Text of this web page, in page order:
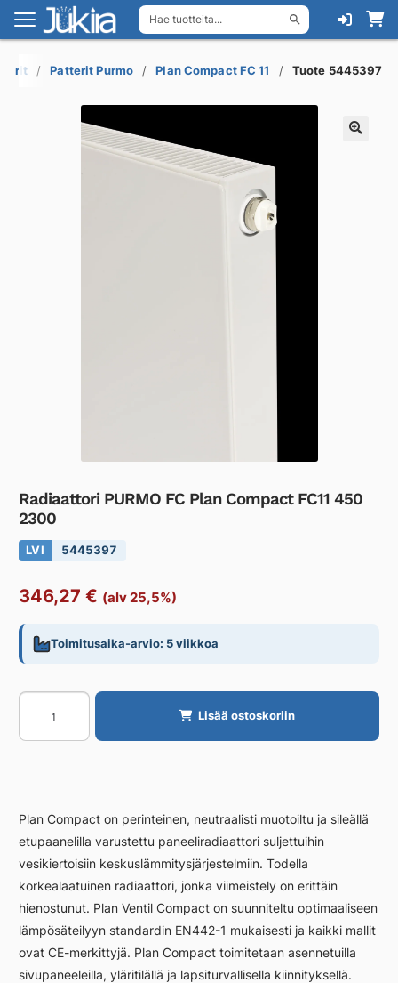
Hae tuotteita...
Siirry
navigointiin
Siirry
sisältöön
Patterit Purmo Plan Compact FC 11 Tuote 5445397
Radiaattori PURMO FC Plan Compact FC11 450
2300
LVI 5445397
346,27 € (alv 25,5%)
Toimitusaika-arvio: 5 viikkoa
Radiaattori
PURMO
FC
Compact
450
2300
määrä
Lisää ostoskoriin
Plan Compact on perinteinen, neutraalisti muotoiltu ja sileällä
etupaanelilla varustettu paneeliradiaattori suljettuihin
vesikiertoisiin keskuslämmitysjärjestelmiin. Todella
korkealaatuinen radiaattori, jonka viimeistely on erittäin
hienostunut. Plan Ventil Compact on suunniteltu optimaaliseen
lämpösäteilyyn standardin EN442-1 mukaisesti ja kaikki mallit
ovat CE-merkittyjä. Plan Compact toimitetaan asennetuilla
sivupaneeleilla, yläritilällä ja lapsiturvallisella kiinnityksellä.